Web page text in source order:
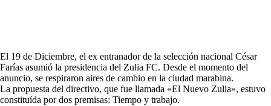
El 19 de Diciembre, el ex entranador de la selección nacional César
Farías asumió la presidencia del Zulia FC. Desde el momento del
anuncio, se respiraron aires de cambio en la ciudad marabina.
La propuesta del directivo, que fue llamada «El Nuevo Zulia», estuvo
constituída por dos premisas: Tiempo y trabajo.